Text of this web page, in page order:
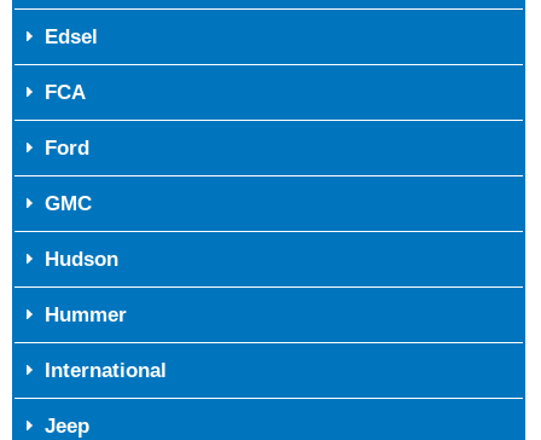
Edsel
FCA
Ford
GMC
Hudson
Hummer
International
Jeep